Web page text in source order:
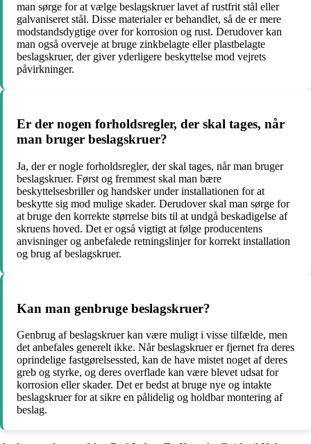
man sørge for at vælge beslagskruer lavet af rustfrit stål eller
galvaniseret stål. Disse materialer er behandlet, så de er mere
modstandsdygtige over for korrosion og rust. Derudover kan
man også overveje at bruge zinkbelagte eller plastbelagte
beslagskruer, der giver yderligere beskyttelse mod vejrets
påvirkninger.
Er der nogen forholdsregler, der skal tages, når
man bruger beslagskruer?
Ja, der er nogle forholdsregler, der skal tages, når man bruger
beslagskruer. Først og fremmest skal man bære
beskyttelsesbriller og handsker under installationen for at
beskytte sig mod mulige skader. Derudover skal man sørge for
at bruge den korrekte størrelse bits til at undgå beskadigelse af
skruens hoved. Det er også vigtigt at følge producentens
anvisninger og anbefalede retningslinjer for korrekt installation
og brug af beslagskruer.
Kan man genbruge beslagskruer?
Genbrug af beslagskruer kan være muligt i visse tilfælde, men
det anbefales generelt ikke. Når beslagskruer er fjernet fra deres
oprindelige fastgørelsessted, kan de have mistet noget af deres
greb og styrke, og deres overflade kan være blevet udsat for
korrosion eller skader. Det er bedst at bruge nye og intakte
beslagskruer for at sikre en pålidelig og holdbar montering af
beslag.